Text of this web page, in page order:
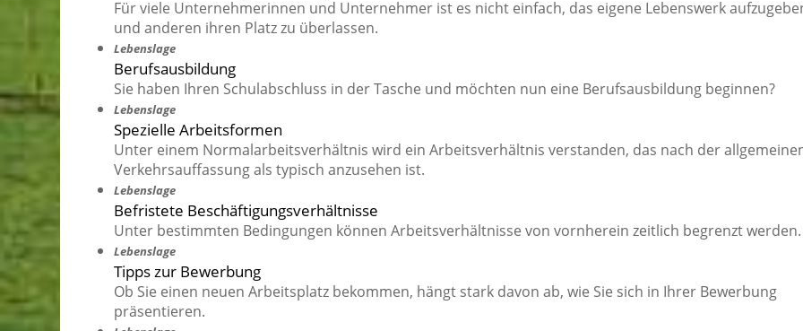
Für viele Unternehmerinnen und Unternehmer ist es nicht einfach, das eigene Lebenswerk
und anderen ihren Platz zu überlassen.
Lebenslage
Berufsausbildung
Sie haben Ihren Schulabschluss in der Tasche und möchten nun eine Berufsausbildung beginnen?
Lebenslage
Spezielle Arbeitsformen
Unter einem Normalarbeitsverhältnis wird ein Arbeitsverhältnis verstanden, das nach der
Verkehrsauffassung als typisch anzusehen ist.
Lebenslage
Befristete Beschäftigungsverhältnisse
Unter bestimmten Bedingungen können Arbeitsverhältnisse von vornherein zeitlich begrenzt werden.
Lebenslage
Tipps zur Bewerbung
Ob Sie einen neuen Arbeitsplatz bekommen, hängt stark davon ab, wie Sie sich in Ihrer Bewerbung
präsentieren.